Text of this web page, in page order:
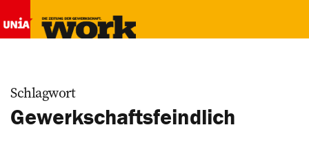
Schlagwort
Gewerkschaftsfeindlich